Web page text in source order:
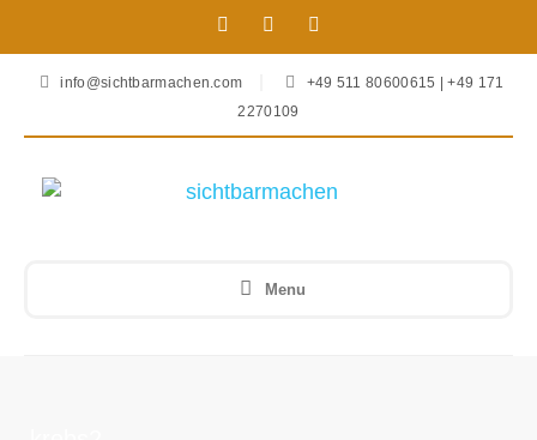
info@sichtbarmachen.com
+49 511 80600615 | +49 171
2270109
Menu